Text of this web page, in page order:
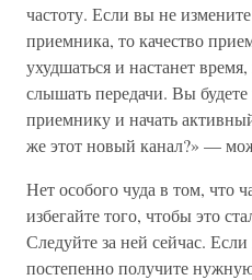
частоту. Если вы не
приемника, то качество
ухудшаться и настанет
слышать передачи. Вы
приемнику и начать
же этот новый канал?» —
Нет особого чуда в том, что
избегайте того, чтобы это
Следуйте за ней сейчас.
постепенно получите